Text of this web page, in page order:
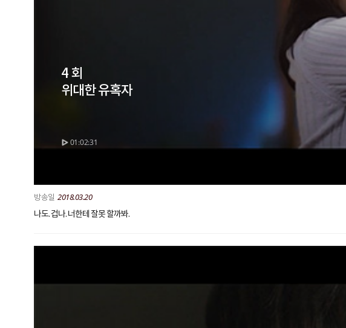
4 회
위대한 유혹자
01:02:31
2018.03.20
나도. 겁나. 너한테 잘못 할까봐.